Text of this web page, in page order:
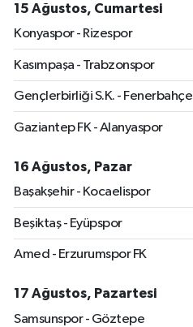
15 Ağustos, Cumartesi
Konyaspor - Rizespor
Kasımpaşa - Trabzonspor
Gençlerbirliği S.K. - Fenerbahçe
Gaziantep FK - Alanyaspor
16 Ağustos, Pazar
Başakşehir - Kocaelispor
Beşiktaş - Eyüpspor
Amed - Erzurumspor FK
17 Ağustos, Pazartesi
Samsunspor - Göztepe